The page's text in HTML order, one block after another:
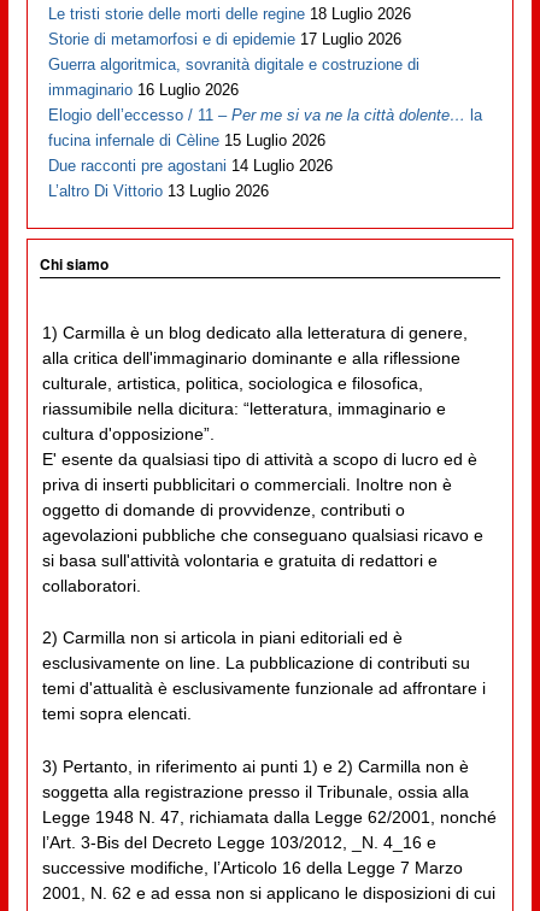
Le tristi storie delle morti delle regine 18 Luglio 2026
Storie di metamorfosi e di epidemie 17 Luglio 2026
Guerra algoritmica, sovranità digitale e costruzione di
immaginario 16 Luglio 2026
Elogio dell’eccesso / 11 –Per me si va ne la città dolente… la
fucina infernale di Cèline 15 Luglio 2026
Due racconti pre agostani 14 Luglio 2026
L’altro Di Vittorio 13 Luglio 2026
Chi siamo
1) Carmilla è un blog dedicato alla letteratura di genere,
alla critica dell'immaginario dominante e alla riflessione
culturale, artistica, politica, sociologica e filosofica,
riassumibile nella dicitura: “letteratura, immaginario e
cultura d'opposizione”.
E' esente da qualsiasi tipo di attività a scopo di lucro ed è
priva di inserti pubblicitari o commerciali. Inoltre non è
oggetto di domande di provvidenze, contributi o
agevolazioni pubbliche che conseguano qualsiasi ricavo e
si basa sull'attività volontaria e gratuita di redattori e
collaboratori.
2) Carmilla non si articola in piani editoriali ed è
esclusivamente on line. La pubblicazione di contributi su
temi d'attualità è esclusivamente funzionale ad affrontare i
temi sopra elencati.
3) Pertanto, in riferimento ai punti 1) e 2) Carmilla non è
soggetta alla registrazione presso il Tribunale, ossia alla
Legge 1948 N. 47, richiamata dalla Legge 62/2001, nonché
l’Art. 3-Bis del Decreto Legge 103/2012, _N. 4_16 e
successive modifiche, l’Articolo 16 della Legge 7 Marzo
2001, N. 62 e ad essa non si applicano le disposizioni di cui